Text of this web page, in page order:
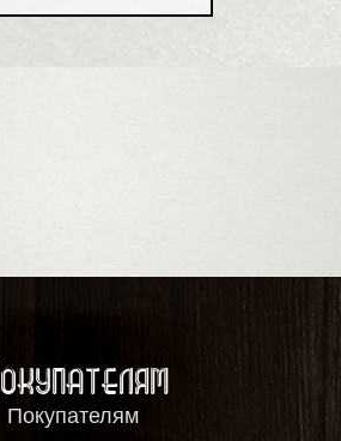
Покупателям